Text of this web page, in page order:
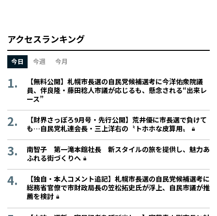
アクセスランキング
今日 今週 今月
【無料公開】札幌市長選の自民党候補選考に今洋佑衆院議
員、伴良隆・藤田稔人市議が応じるも、懸念される“出来レ
ース”
【財界さっぽろ9月号・先行公開】荒井優に市長選で負けて
も…自民党札連会長・三上洋右の〝トホホな皮算用〟
南智子 第一滝本館社長 新スタイルの旅を提供し、魅力あ
ふれる街づくりへ
【独自・本人コメント追記】札幌市長選の自民党候補選考に
総務省官僚で市財政局長の笠松拓史氏が浮上、自民市議が推
薦を検討